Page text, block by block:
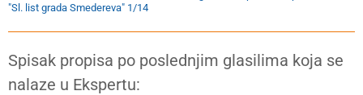
"Sl. list grada Smedereva" 1/14
Spisak propisa po poslednjim glasilima koja se
nalaze u Ekspertu: